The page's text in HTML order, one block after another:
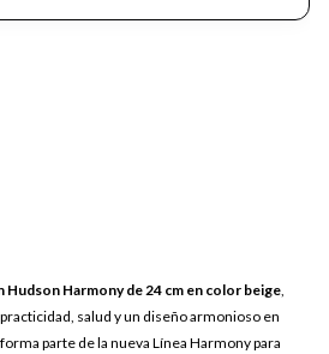
Hudson Harmony de 24 cm en color beige,
salud y un diseño armonioso en
parte de la nueva Línea Harmony para